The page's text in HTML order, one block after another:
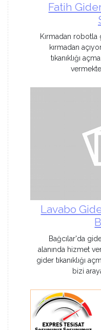
Fatih
Kırmadan
kırmadan
tıkanıklığı
Lavabo
Bağcılar'da
alanında hizmet
gider tıkanıklığı
bizi